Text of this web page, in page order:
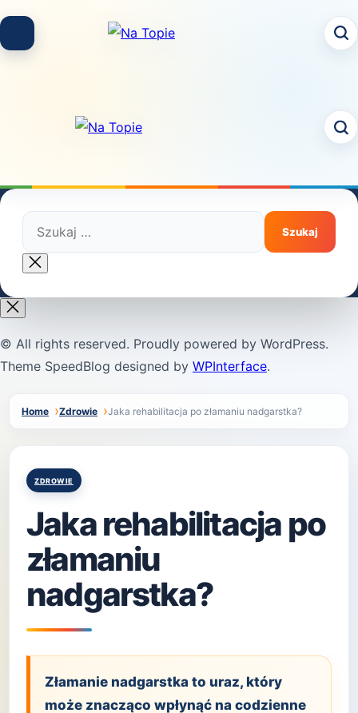
content
Szukaj:
Close
search
© All rights reserved. Proudly powered by WordPress.
Theme SpeedBlog designed by WPInterface.
Home Zdrowie Jaka rehabilitacja po złamaniu nadgarstka?
Posted
ZDROWIE
Jaka rehabilitacja po
złamaniu
nadgarstka?
Złamanie nadgarstka to uraz, który
może znacząco wpłynąć na codzienne